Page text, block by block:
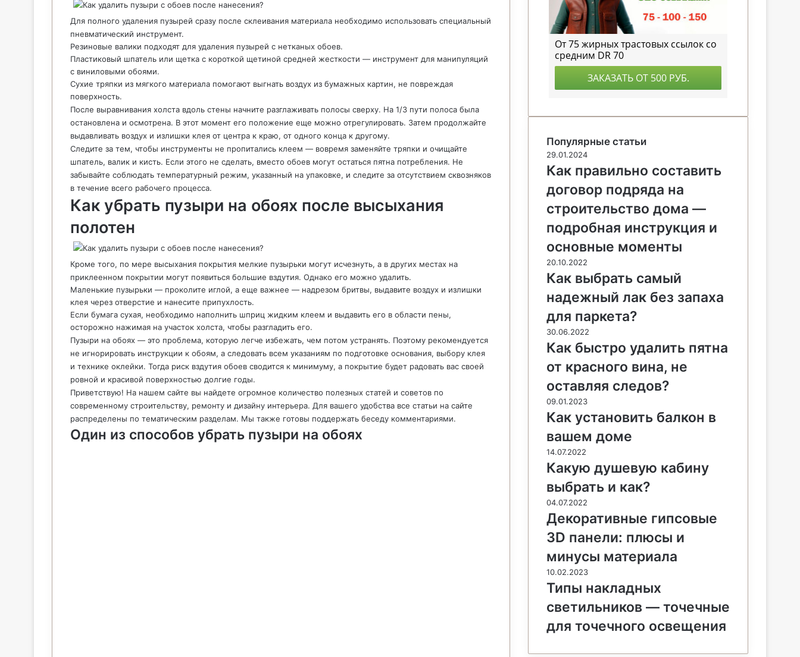
Для полного удаления пузырей сразу после склеивания материала необходимо использовать специальный
пневматический инструмент.
Резиновые валики подходят для удаления пузырей с нетканых обоев.
Пластиковый шпатель или щетка с короткой щетиной средней жесткости — инструмент для манипуляций
с виниловыми обоями.
Сухие тряпки из мягкого материала помогают выгнать воздух из бумажных картин, не повреждая
поверхность.
После выравнивания холста вдоль стены начните разглаживать полосы сверху. На 1/3 пути полоса была
остановлена и осмотрена. В этот момент его положение еще можно отрегулировать. Затем продолжайте
выдавливать воздух и излишки клея от центра к краю, от одного конца к другому.
Следите за тем, чтобы инструменты не пропитались клеем — вовремя заменяйте тряпки и очищайте
шпатель, валик и кисть. Если этого не сделать, вместо обоев могут остаться пятна потребления. Не
забывайте соблюдать температурный режим, указанный на упаковке, и следите за отсутствием сквозняков
в течение всего рабочего процесса.
Как убрать пузыри на обоях после высыхания
полотен
Кроме того, по мере высыхания покрытия мелкие пузырьки могут исчезнуть, а в других местах на
приклеенном покрытии могут появиться большие вздутия. Однако его можно удалить.
Маленькие пузырьки — проколите иглой, а еще важнее — надрезом бритвы, выдавите воздух и излишки
клея через отверстие и нанесите припухлость.
Если бумага сухая, необходимо наполнить шприц жидким клеем и выдавить его в области пены,
осторожно нажимая на участок холста, чтобы разгладить его.
Пузыри на обоях — это проблема, которую легче избежать, чем потом устранять. Поэтому рекомендуется
не игнорировать инструкции к обоям, а следовать всем указаниям по подготовке основания, выбору клея
и технике оклейки. Тогда риск вздутия обоев сводится к минимуму, а покрытие будет радовать вас своей
ровной и красивой поверхностью долгие годы.
Приветствую! На нашем сайте вы найдете огромное количество полезных статей и советов по
современному строительству, ремонту и дизайну интерьера. Для вашего удобства все статьи на сайте
распределены по тематическим разделам. Мы также готовы поддержать беседу комментариями.
Один из способов убрать пузыри на обоях
Популярные статьи
29.01.2024
Как правильно составить
договор подряда на
строительство дома —
подробная инструкция и
основные моменты
20.10.2022
Как выбрать самый
надежный лак без запаха
для паркета?
30.06.2022
Как быстро удалить пятна
от красного вина, не
оставляя следов?
09.01.2023
Как установить балкон в
вашем доме
14.07.2022
Какую душевую кабину
выбрать и как?
04.07.2022
Декоративные гипсовые
3D панели: плюсы и
минусы материала
10.02.2023
Типы накладных
светильников — точечные
для точечного освещения